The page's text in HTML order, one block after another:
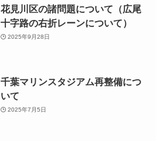
花見川区の諸問題について（広尾
十字路の右折レーンについて）
2025年9月28日
千葉マリンスタジアム再整備につ
いて
2025年7月5日